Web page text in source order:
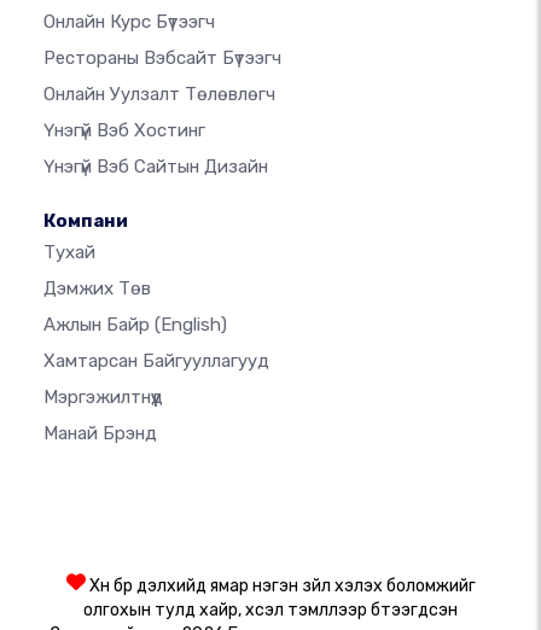
Онлайн Курс Бүтээгч
Рестораны Вэбсайт Бүтээгч
Онлайн Уулзалт Төлөвлөгч
Үнэгүй Вэб Хостинг
Үнэгүй Вэб Сайтын Дизайн
Компани
Тухай
Дэмжих Төв
Ажлын Байр (English)
Хамтарсан Байгууллагууд
Мэргэжилтнүүд
Манай Брэнд
Хүн бүр дэлхийд ямар нэгэн зүйл хэлэх боломжийг
олгохын тулд хайр, хүсэл тэмүүллээр бүтээгдсэн